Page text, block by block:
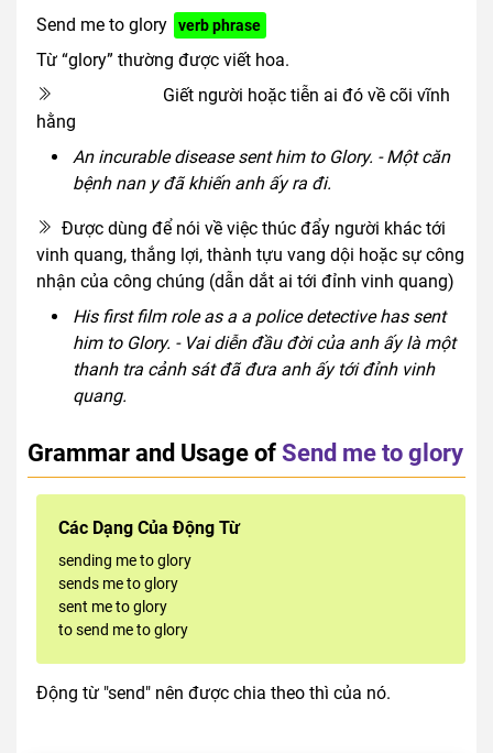
Send me to glory verb phrase
Từ “glory” thường được viết hoa.
Giết người hoặc tiễn ai đó về cõi vĩnh
hằng
An incurable disease sent him to Glory. - Một căn
bệnh nan y đã khiến anh ấy ra đi.
Được dùng để nói về việc thúc đẩy người khác tới
vinh quang, thắng lợi, thành tựu vang dội hoặc sự công
nhận của công chúng (dẫn dắt ai tới đỉnh vinh quang)
His first film role as a a police detective has sent
him to Glory. - Vai diễn đầu đời của anh ấy là một
thanh tra cảnh sát đã đưa anh ấy tới đỉnh vinh
quang.
Grammar and Usage ofSend me to glory
Các Dạng Của Động Từ
sending me to glory
sends me to glory
sent me to glory
to send me to glory
Động từ "send" nên được chia theo thì của nó.